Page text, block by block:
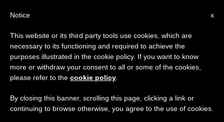
CHIESE LOCALI
x
Notice
This website or its third party tools use cookies, which are
necessary to its functioning and required to achieve the
purposes illustrated in the cookie policy. If you want to know
more or withdraw your consent to all or some of the cookies,
please refer to the cookie policy
By closing this banner, scrolling this page, clicking a link or
continuing to browse otherwise, you agree to the use of cookies.